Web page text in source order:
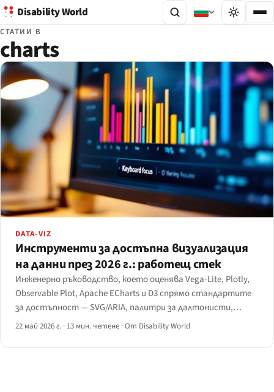
Disability World
СТАТИИ В
charts
DATA-VIZ
Инструменти за достъпна визуализация
на данни през 2026 г.: работещ стек
Инженерно ръководство, което оценява Vega-Lite, Plotly,
Observable Plot, Apache ECharts и D3 спрямо стандартите
за достъпност — SVG/ARIA, палитри за далтонисти,
навигация с клавиатура, йерархия за екранен четец и
22 май 2026 г. · 13 мин. четене ·От Disability World